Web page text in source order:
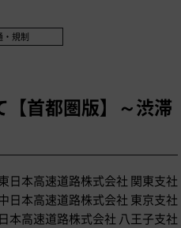
・規制
首都圏版】～渋滞
日本高速道路株式会社 関東支社
日本高速道路株式会社 東京支社
本高速道路株式会社 八王子支社